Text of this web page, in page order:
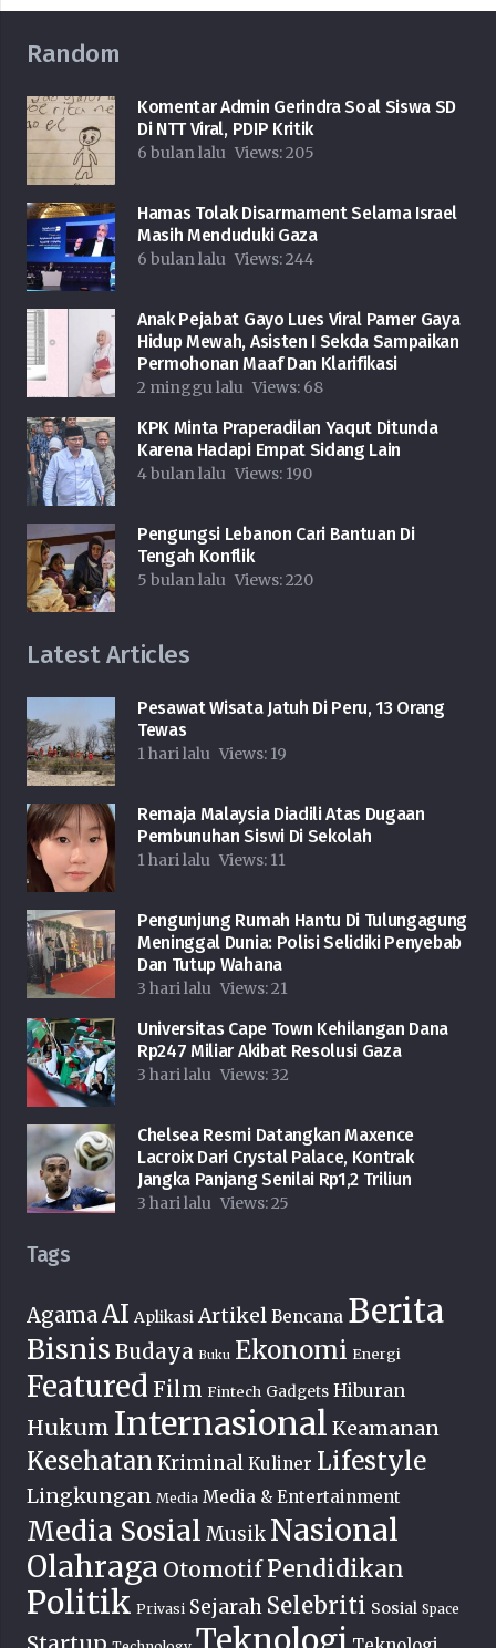
Random
Komentar Admin Gerindra Soal Siswa SD
Di NTT Viral, PDIP Kritik
6 bulan lalu Views:205
Hamas Tolak Disarmament Selama Israel
Masih Menduduki Gaza
6 bulan lalu Views:244
Anak Pejabat Gayo Lues Viral Pamer Gaya
Hidup Mewah, Asisten I Sekda Sampaikan
Permohonan Maaf Dan Klarifikasi
2 minggu lalu Views: 68
KPK Minta Praperadilan Yaqut Ditunda
Karena Hadapi Empat Sidang Lain
4 bulan lalu Views: 190
Pengungsi Lebanon Cari Bantuan Di
Tengah Konflik
5 bulan lalu Views:220
Latest Articles
Pesawat Wisata Jatuh Di Peru, 13 Orang
Tewas
1 hari lalu Views: 19
Remaja Malaysia Diadili Atas Dugaan
Pembunuhan Siswi Di Sekolah
1 hari lalu Views: 11
Pengunjung Rumah Hantu Di Tulungagung
Meninggal Dunia: Polisi Selidiki Penyebab
Dan Tutup Wahana
3 hari lalu Views:21
Universitas Cape Town Kehilangan Dana
Rp247 Miliar Akibat Resolusi Gaza
3 hari lalu Views: 32
Chelsea Resmi Datangkan Maxence
Lacroix Dari Crystal Palace, Kontrak
Jangka Panjang Senilai Rp1,2 Triliun
3 hari lalu Views:25
Tags
AgamaAI Aplikasi Artikel Bencana Berita
Bisnis Budaya Buku Ekonomi Energi
Featured Film Fintech Gadgets Hiburan
Hukum Internasional Keamanan
Kesehatan Kriminal Kuliner Lifestyle
Lingkungan Media Media & Entertainment
Media Sosial Musik Nasional
Olahraga Otomotif Pendidikan
Politik Privasi Sejarah Selebriti Sosial Space